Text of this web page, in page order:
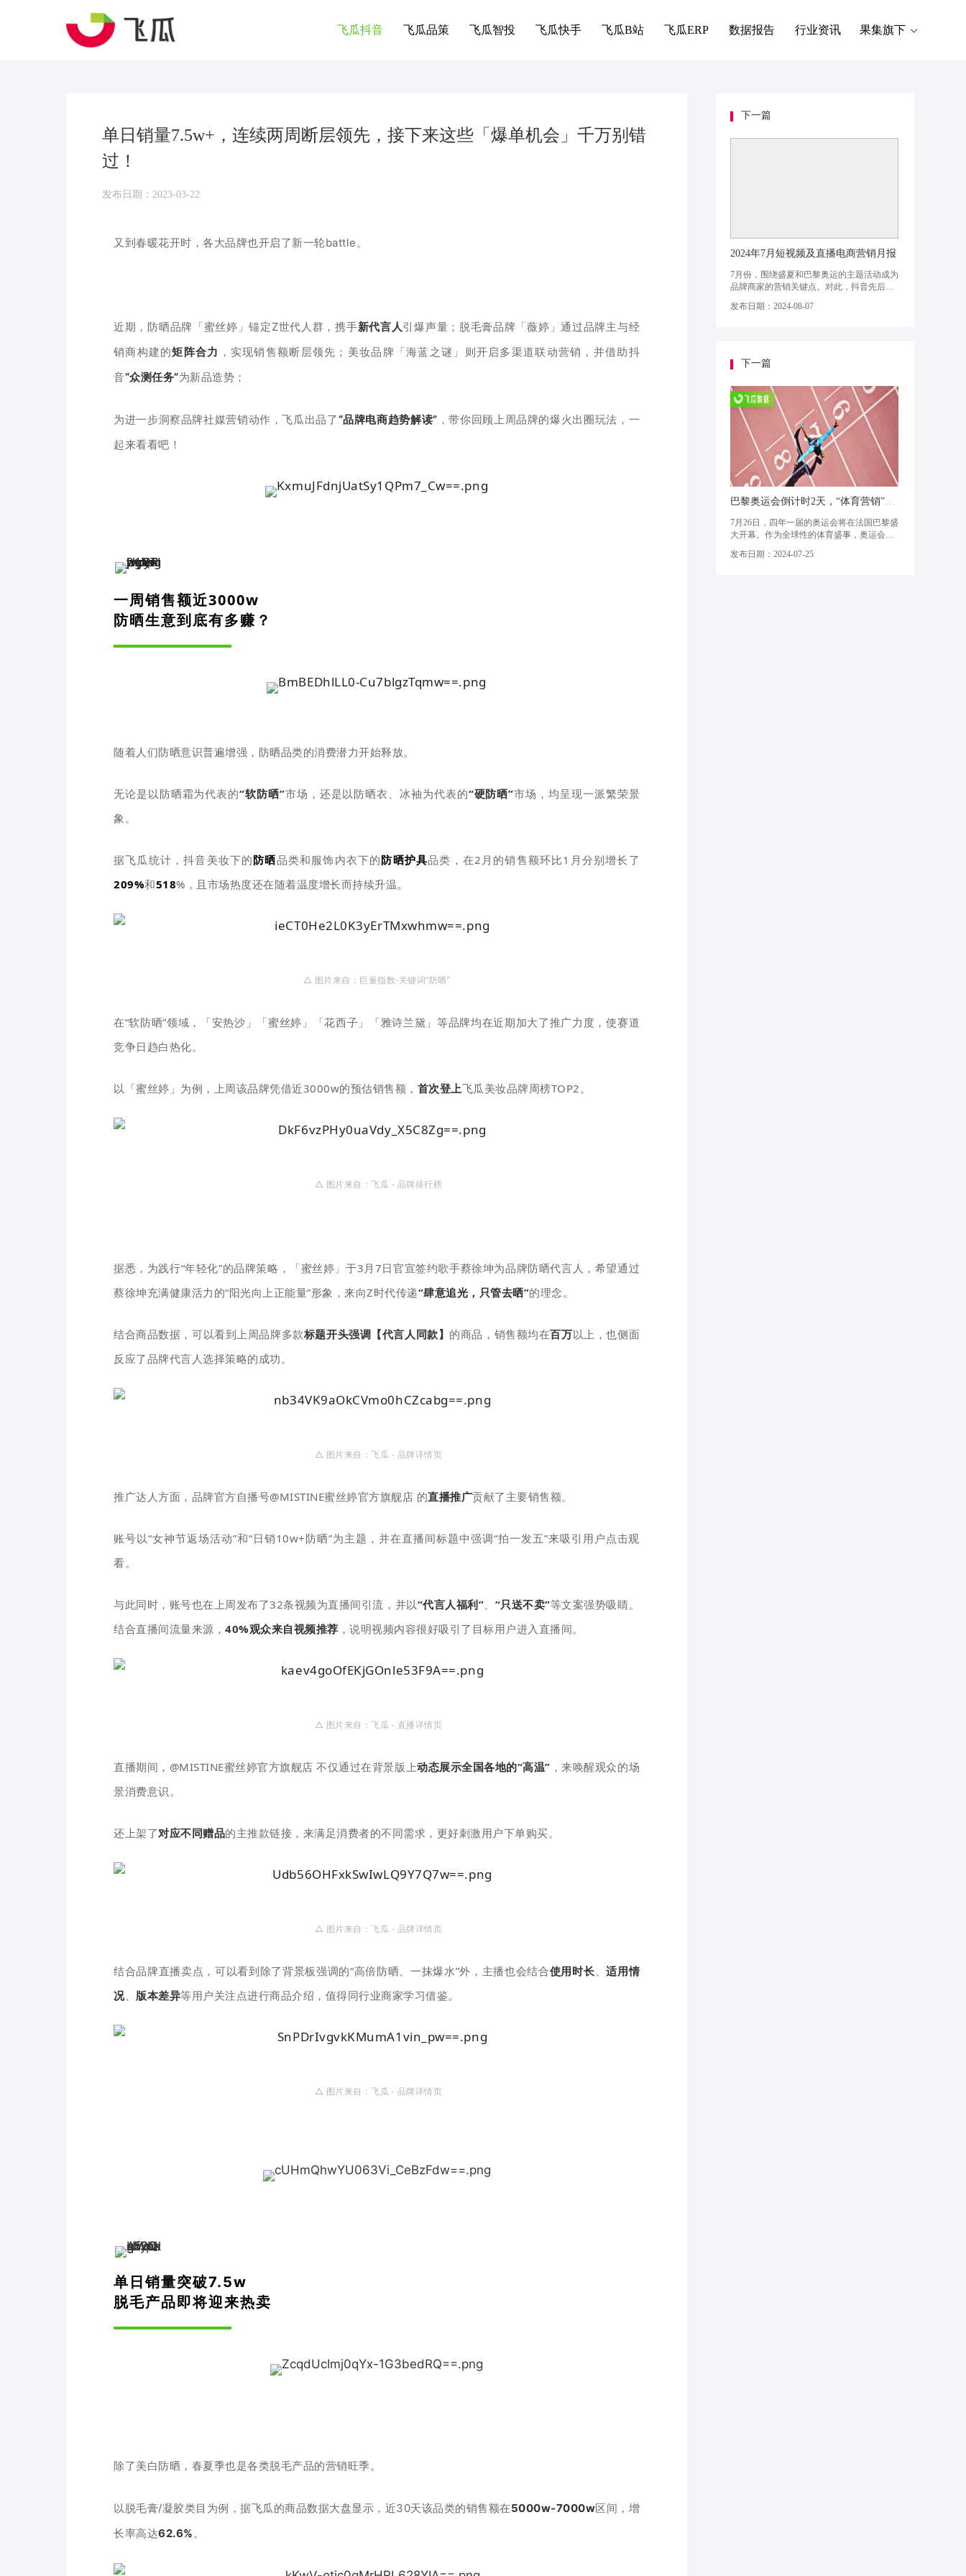
飞瓜抖音 飞瓜品策 飞瓜智投 飞瓜快手 飞瓜B站 飞瓜ERP 数据报告 行业资讯 果集旗下
单日销量7.5w+，连续两周断层领先，接下来这些「爆单机会」千万别错
过！
发布日期：2023-03-22
又到春暖花开时，各大品牌也开启了新一轮battle。
近期，防晒品牌 「蜜丝婷」锚定Z世代人群，携手新代言人引爆声量； 脱毛膏品牌 「薇婷」通过品牌主与经
销商构建的矩阵合力 ，实现销售额断层领先； 美妆品牌「海蓝之谜」则开启多渠道联动营销，并借助抖
音“众测任务”为新品造势；
为进一步洞察品牌社媒营销动作，飞瓜出品了“品牌电商趋势解读” ，带你回顾上周品牌的爆火出圈玩法 ，一
起来看看吧！
一周销售额近3000w
防晒生意到底有多赚？
随着人们防晒意识普遍增强，防晒品类的消费潜力开始释放。
无论是以防晒霜为代表的“软防晒”市场，还是以防晒衣、冰袖为代表的“硬防晒”市场，均呈现一派繁荣景
象。
据飞瓜统计，抖音美妆下的防晒品类和服饰内衣下的防晒护具品类，在2月的销售额环比1月分别增长了
209%和518%，且市场热度还在随着温度增长而持续升温。
△ 图片来自：巨量指数-关键词“防晒”
在“软防晒”领域，「安热沙」「蜜丝婷」「花西子」「雅诗兰黛」等品牌均在近期加大了推广力度，使赛道
竞争日趋白热化。
以「蜜丝婷」为例，上周该品牌凭借近3000w的预估销售额， 首次登上飞瓜美妆品牌周榜TOP2。
△ 图片来自：飞瓜 - 品牌排行榜
据悉，为践行“年轻化”的品牌策略，「蜜丝婷」于3月7日官宣签约歌手蔡徐坤为品牌防晒代言人，希望通过
蔡徐坤充满健康活力的“阳光向上正能量”形象，来向Z时代传递“肆意追光，只管去晒”的理念。
结合商品数据，可以看到上周品牌多款标题开头强调【代言人同款】 的商品，销售额均在百万以上，也侧面
反应了品牌代言人选择策略的成功。
△ 图片来自：飞瓜 - 品牌详情页
推广达人方面，品牌官方自播号@MISTINE蜜丝婷官方旗舰店 的直播推广贡献了主要销售额。
账号以“女神节返场活动”和“日销10w+防晒”为主题，并在直播间标题中强调“拍一发五”来吸引用户点击观
看。
与此同时，账号也在上周发布了32条视频为直播间引流，并以“代言人福利”、 “只送不卖”等文案强势吸睛。
结合直播间流量来源， 40%观众来自视频推荐 ，说明视频内容很好吸引了目标用户进入直播间。
△ 图片来自：飞瓜 - 直播详情页
直播期间， @MISTINE蜜丝婷官方旗舰店不仅通过在背景版上动态展示全国各地的“高温” ，来唤醒观众的场
景消费意识。
还上架了对应不同赠品的主推款链接， 来满足消费者的不同需求，更好刺激用户下单购买。
△ 图片来自：飞瓜 - 品牌详情页
结合品牌直播卖点，可以看到除了背景板强调的“高倍防晒、一抹爆水”外，主播也会结合使用时长、适用情
况、 版本差异等用户关注点进行商品介绍，值得同行业商家学习借鉴。
△ 图片来自：飞瓜 - 品牌详情页
单日销量突破7.5w
脱毛产品即将迎来热卖
除了美白防晒，春夏季也是各类脱毛产品的营销旺季。
以脱毛膏/凝胶类目为例，据飞瓜的商品数据大盘显示，近30天该品类的销售额在5000w-7000w区间，增
长率高达62.6%。
下一篇
2024年7月短视频及直播电商营销月报
7月份，围绕盛夏和巴黎奥运的主题活动成为
品牌商家的营销关键点。对此，抖音先后推
节」、「热力先锋季」等特色活动，为本月
发，还通过打造#法式尤莱特 等热点话
发布日期：2024-08-07
下一篇
巴黎奥运会倒计时2天，“体育营销”如何玩出新花样？
7月26日，四年一届的奥运会将在法国巴黎盛
大开幕。作为全球性的体育盛事，奥运会向
抖音平台，“巴黎奥运会已售约900万张门
发布日期：2024-07-25